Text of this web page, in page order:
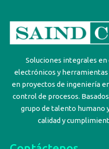
Soluciones integrales
electrónicos y
en proyectos de ingeniería
control de procesos.
grupo de talento humano
calidad y